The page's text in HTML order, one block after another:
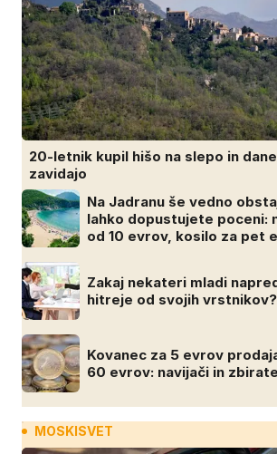
20-letnik kupil hišo na slepo in
zavidajo
Na Jadranu še vedno
lahko dopustujete poceni:
od 10 evrov, kosilo za pet
Zakaj nekateri mladi
hitreje od svojih vrstnikov?
Kovanec za 5 evrov
60 evrov: navijači in
MOSKISVET